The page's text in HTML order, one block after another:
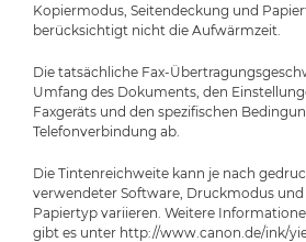
Kopiermodus, Seitendeckung und
berücksichtigt nicht die Aufwärmzeit.
Die tatsächliche Fax-
Umfang des Dokuments, den
Faxgeräts und den spezifischen
Telefonverbindung ab.
Die Tintenreichweite kann je nach
verwendeter Software, Druckmodus
Papiertyp variieren. Weitere
gibt es unter http://www.canon.de/ink/